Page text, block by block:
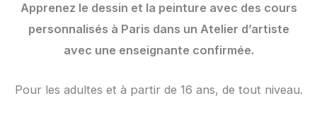
Apprenez le dessin et la peinture avec des cours
personnalisés à Paris dans un Atelier d’artiste
avec une enseignante confirmée.
Pour les adultes et à partir de 16 ans, de tout niveau.